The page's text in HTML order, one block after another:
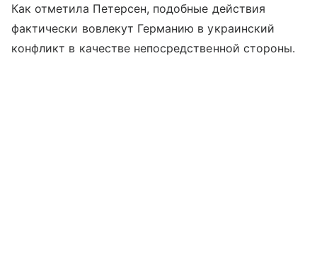
Как отметила Петерсен, подобные действия
фактически вовлекут Германию в украинский
конфликт в качестве непосредственной стороны.